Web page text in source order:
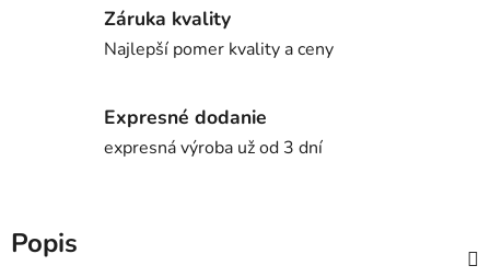
Záruka kvality
Najlepší pomer kvality a ceny
Expresné dodanie
expresná výroba už od 3 dní
Popis